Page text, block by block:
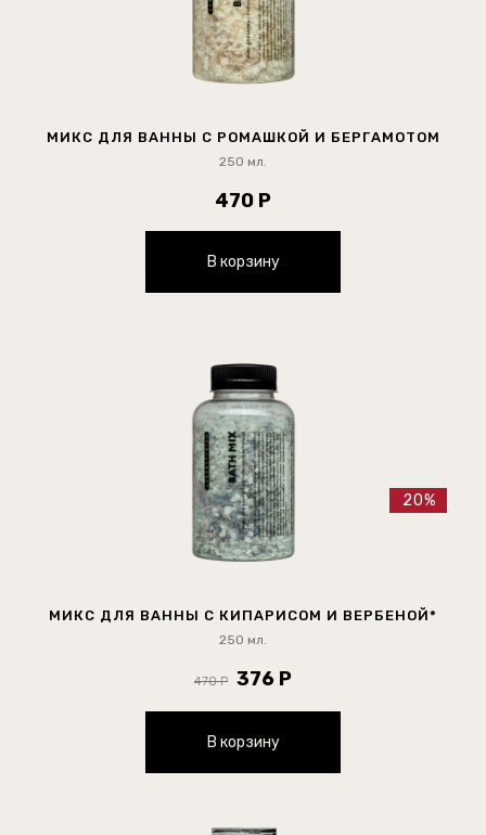
МИКС ДЛЯ ВАННЫ С РОМАШКОЙ И БЕРГАМОТОМ
250 мл.
470 Р
В корзину
МИКС ДЛЯ ВАННЫ С КИПАРИСОМ И ВЕРБЕНОЙ*
250 мл.
20%
470 Р 376 Р
В корзину